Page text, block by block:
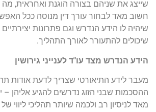
שייצג את שניהם בצורה הוגנת ואחראית,
חשוב מאד לבחור עורך דין מנוסה ככל
שיהיה לו הידע הנדרש וגם פתרונות
שיכולים להתעורר לאורך התהליך.
הידע הנדרש מצד עו"ד לענייני גירושין
מעבר לידע התיאורטי שצריך לדעת אודות
ההסכמות שבני הזוג נדרשים להגיע אליהן –
מאד לניסיון רב ולכמה שיותר תהליכי ליווי של